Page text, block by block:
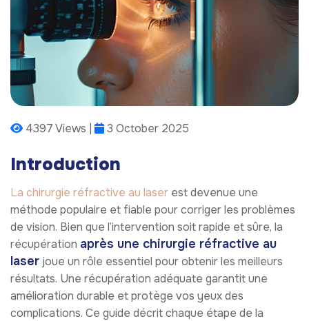
4397 Views | 3 October 2025
Introduction
La chirurgie réfractive au laser est devenue une
méthode populaire et fiable pour corriger les problèmes
de vision. Bien que l’intervention soit rapide et sûre, la
récupération après une chirurgie réfractive au
laser joue un rôle essentiel pour obtenir les meilleurs
résultats. Une récupération adéquate garantit une
amélioration durable et protège vos yeux des
complications. Ce guide décrit chaque étape de la